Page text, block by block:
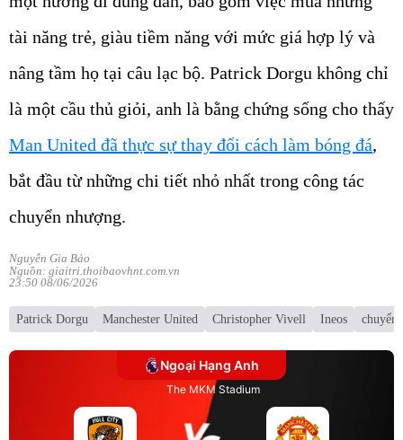
tài năng trẻ, giàu tiềm năng với mức giá hợp lý và
nâng tầm họ tại câu lạc bộ. Patrick Dorgu không chỉ
là một cầu thủ giỏi, anh là bằng chứng sống cho thấy
Man United đã thực sự thay đổi cách làm bóng đá,
bắt đầu từ những chi tiết nhỏ nhất trong công tác
chuyển nhượng.
Nguyễn Gia Bảo
Nguồn: giaitri.thoibaovhnt.com.vn
23:50 08/06/2026
Patrick Dorgu Manchester United Christopher Vivell Ineos chuyển
Ngoại Hạng Anh
The MKM Stadium